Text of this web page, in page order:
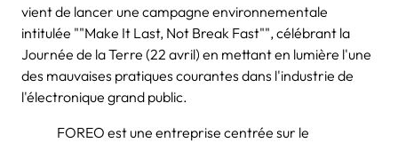
vient de lancer une campagne environnementale
intitulée ""Make It Last, Not Break Fast"", célébrant la
Journée de la Terre (22 avril) en mettant en lumière l'une
des mauvaises pratiques courantes dans l'industrie de
l'électronique grand public.
FOREO est une entreprise centrée sur le